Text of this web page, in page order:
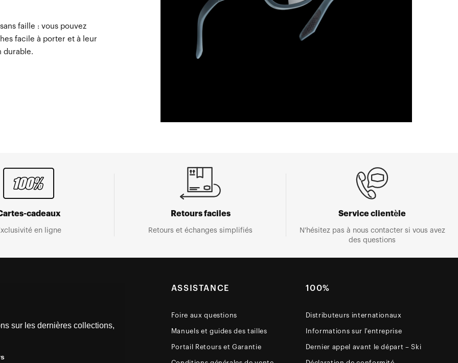
faille : vous pouvez
facile à porter et à leur
durable.
cadeaux
en ligne
Retours faciles
Retours et échanges simplifiés
Service clientèle
N'hésitez pas à nous contacter si vous avez
des questions
sur les dernières collections,
ASSISTANCE
Foire aux questions
Manuels et guides des tailles
Portail Retours et Garantie
100%
Distributeurs internationaux
Informations sur l'entreprise
Dernier appel avant le départ – Ski